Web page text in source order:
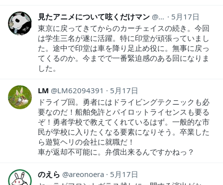
見たアニメについて呟くだけマン animeozy
5月17日
東京に戻ってきてからのカーチェイスの続き。今回
は学生三名が遂に活躍。特に印堂が頑張っていまし
た。途中で印堂は車を降り足止め役に。無事に戻っ
てくるのか。今までで一番緊迫感のある回になりま
した。
LM LM62094391
5月17日
ドライブ回。勇者にはドライビングテクニックも必
要なのだ！船舶免許とパイロットライセンスも要る
ぞ！勇者学校で教えてくれているはず。一般的な市
民が学校に入りたくなる要素になりそう。卒業した
ら遊覧ヘリの会社に就職だ！
車が返却不可能に。弁償出来るんですかねっ？
のえら areonoera
5月17日